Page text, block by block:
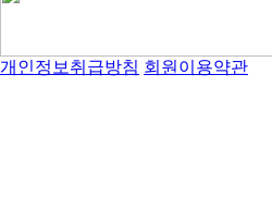
개인정보취급방침 회원이용약관